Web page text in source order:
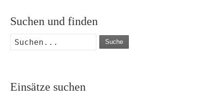
Suchen und finden
Suche
Einsätze suchen